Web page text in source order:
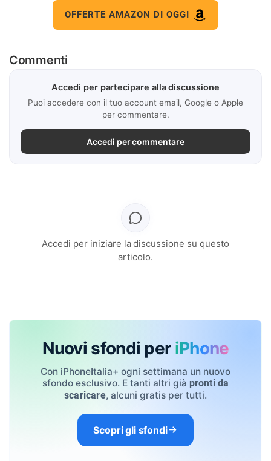
OFFERTE AMAZON DI OGGI
Commenti
Accedi per partecipare alla discussione
Puoi accedere con il tuo account email, Google o Apple
per commentare.
Accedi per commentare
Accedi per iniziare la discussione su questo
articolo.
Nuovi sfondi per iPhone
Con iPhoneItalia+ ogni settimana un nuovo
sfondo esclusivo. E tanti altri già pronti da
scaricare, alcuni gratis per tutti.
Scopri gli sfondi